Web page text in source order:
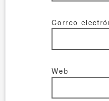
Correo
Web